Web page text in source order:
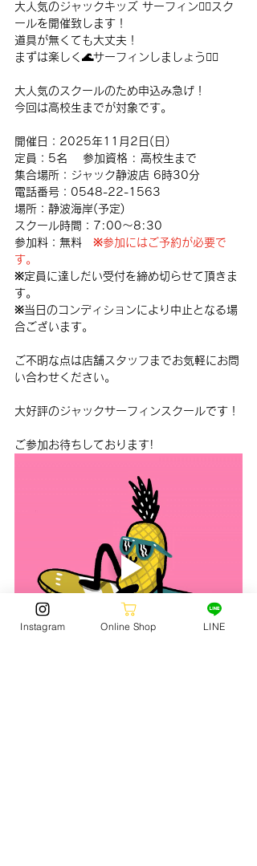
大人気のジャックキッズ サーフィン🏄‍♂️スク
ールを開催致します！
道具が無くても大丈夫！
まずは楽しく🌊サーフィンしましょう🏄‍♂️
大人気のスクールのため申込み急げ！
今回は高校生までが対象です。
開催日：2025年11月2日(日)
定員：5名 　参加資格 : 高校生まで
集合場所：ジャック静波店 6時30分
電話番号：0548-22-1563
場所：静波海岸(予定)
スクール時間：7:00〜8:30
参加料：無料 ※参加にはご予約が必要で
す。
※定員に達しだい受付を締め切らせて頂きま
す。
※当日のコンディションにより中止となる場
合ございます。
ご不明な点は店舗スタッフまでお気軽にお問
い合わせください。
大好評のジャックサーフィンスクールです！
ご参加お待ちしております!
Instagram Online Shop LINE